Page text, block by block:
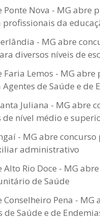
Nova - MG abre
da
- MG abre
diversos níveis de
Lemos - MG abre
de Saúde e de
Juliana - MG abre
nível médio e
- MG abre
administrativo
Rio Doce - MG
de Saúde
Pena - MG
de Saúde e de